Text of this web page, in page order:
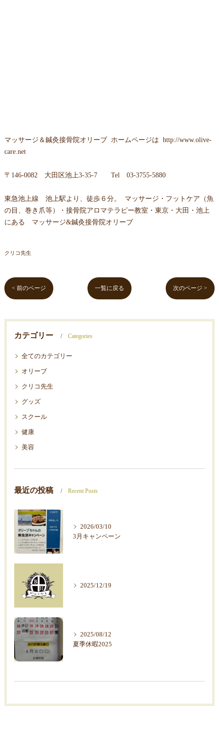
マッサージ＆鍼灸接骨院オリーブ ホームページは http://www.olive-
care.net
〒 146-0082 大田区池上3-35-7Tel 03-3755-5880
東急池上線 池上駅より、徒歩６分。 マッサージ・フットケア（魚
の目、巻き爪等）・接骨院アロマテラピー教室・東京・大田・池上
にある マッサージ&鍼灸接骨院オリーブ
クリコ先生
< 前のページ 一覧に戻る 次のページ >
カテゴリー Categories
全てのカテゴリー
オリーブ
クリコ先生
グッズ
スクール
健康
美容
最近の投稿 Recent Posts
2026/03/10
3月キャンペーン
2025/12/19
2025/08/12
夏季休暇2025